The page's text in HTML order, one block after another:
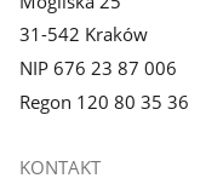
31-542 Kraków
NIP 676 23 87 006
Regon 120 80 35 36
KONTAKT